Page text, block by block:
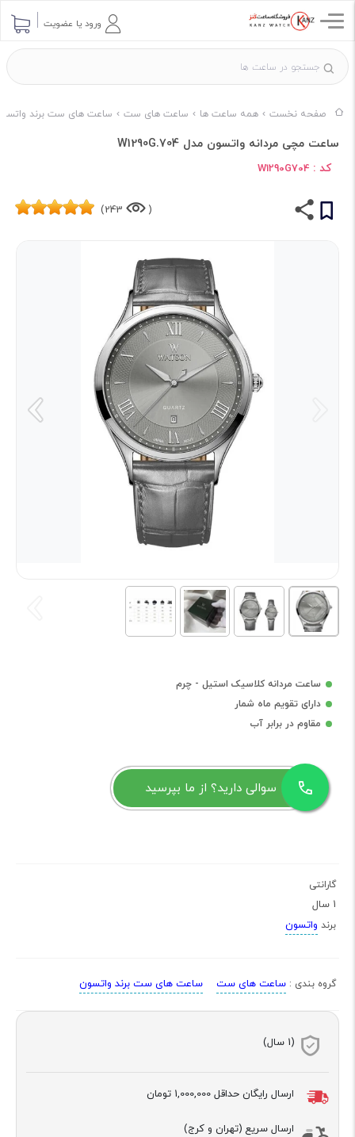
ورود یا عضویت
صفحه نخست همه ساعت ها ساعت های ست ساعت های ست برند
ساعت مچی مردانه واتسون مدل W1290G.704
کد : W1290G704
(
243)
ساعت مردانه کلاسیک استیل - چرم
دارای تقویم ماه شمار
مقاوم در برابر آب
سوالی دارید؟ از ما بپرسید
گارانتی
1 سال
برند واتسون
گروه بندی : ساعت های ست ساعت های ست برند واتسون
(1 سال)
ارسال رایگان حداقل 1,000,000 تومان
ارسال سریع (تهران و کرج)